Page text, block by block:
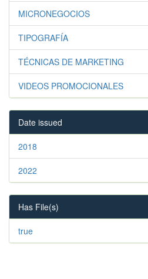
MICRONEGOCIOS
TIPOGRAFÍA
TÉCNICAS DE MARKETING
VIDEOS PROMOCIONALES
Date issued
2018
2022
Has File(s)
true